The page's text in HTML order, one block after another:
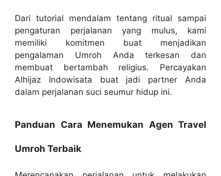
Dari tutorial mendalam tentang ritual sampai
pengaturan perjalanan yang mulus, kami
memiliki komitmen buat menjadikan
pengalaman Umroh Anda terkesan dan
membuat bertambah religius. Percayakan
Alhijaz Indowisata buat jadi partner Anda
dalam perjalanan suci seumur hidup ini.
Panduan Cara Menemukan Agen Travel
Umroh Terbaik